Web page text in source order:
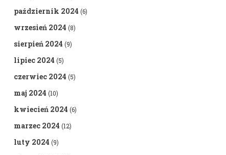
październik 2024 (6)
wrzesień 2024 (8)
sierpień 2024 (9)
lipiec 2024 (5)
czerwiec 2024 (5)
maj 2024 (10)
kwiecień 2024 (6)
marzec 2024 (12)
luty 2024 (9)